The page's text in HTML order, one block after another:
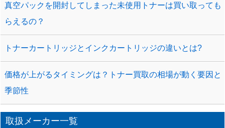
真空パックを開封してしまった未使用トナーは買い取っても
らえるの？
トナーカートリッジとインクカートリッジの違いとは?
価格が上がるタイミングは？トナー買取の相場が動く要因と
季節性
取扱メーカー一覧